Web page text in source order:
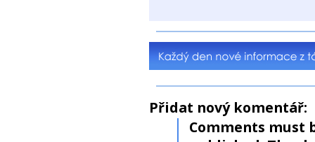
Přidat nový komentář:
Comments must